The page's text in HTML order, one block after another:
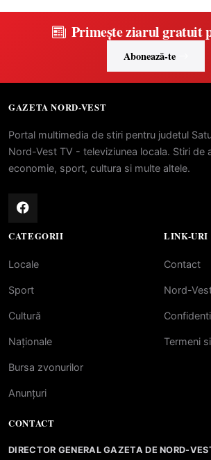
Primește ziarul gratuit
Abonează-te
GAZETA NORD-VEST
Portal multimedia de stiri pentru judetul
Nord-Vest TV - televiziunea locala. Stiri de
economie, sport, cultura si multe altele.
CATEGORII
Locale
Sport
Cultură
Naționale
Bursa zvonurilor
Anunțuri
LINK-
Contact
Nord-
Termeni
CONTACT
DIRECTOR GENERAL GAZETA DE NORD-